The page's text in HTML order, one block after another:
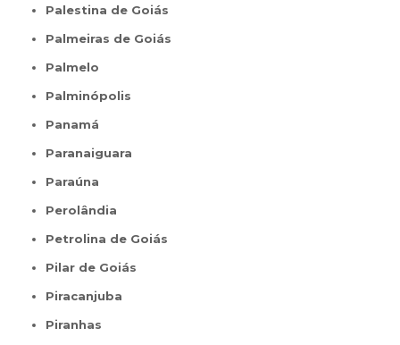
Palestina de Goiás
Palmeiras de Goiás
Palmelo
Palminópolis
Panamá
Paranaiguara
Paraúna
Perolândia
Petrolina de Goiás
Pilar de Goiás
Piracanjuba
Piranhas